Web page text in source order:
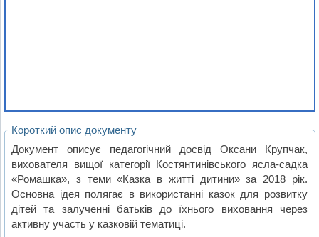
Короткий опис документу
Документ описує педагогічний досвід Оксани Крупчак,
вихователя вищої категорії Костянтинівського ясла-садка
«Ромашка», з теми «Казка в житті дитини» за 2018 рік.
Основна ідея полягає в використанні казок для розвитку
дітей та залученні батьків до їхнього виховання через
активну участь у казковій тематиці.